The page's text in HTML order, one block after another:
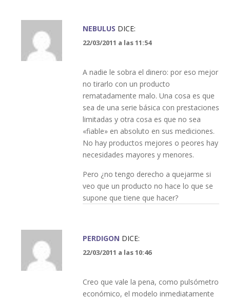
NEBULUS DICE:
22/03/2011 a las 11:54
A nadie le sobra el dinero: por eso mejor
no tirarlo con un producto
rematadamente malo. Una cosa es que
sea de una serie básica con prestaciones
limitadas y otra cosa es que no sea
«fiable» en absoluto en sus mediciones.
No hay productos mejores o peores hay
necesidades mayores y menores.
Pero ¿no tengo derecho a quejarme si
veo que un producto no hace lo que se
supone que tiene que hacer?
PERDIGON DICE:
22/03/2011 a las 10:46
Creo que vale la pena, como pulsómetro
económico, el modelo inmediatamente